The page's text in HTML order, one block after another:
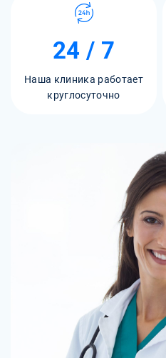
24 / 7
Наша клиника работает
круглосуточно